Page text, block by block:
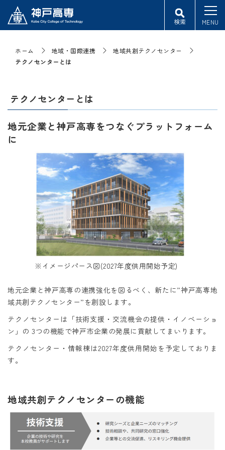
検索 MENU
ホーム 地域・国際連携
地域共創テクノセンター
テクノセンターとは
テクノセンターとは
地元企業と神戸高専をつなぐプラットフォーム
に
※イメージパース図(2027年度供用開始予定)
地元企業と神戸高専の連携強化を図るべく、新たに”神戸高専地
域共創テクノセンター”を創設します。
テクノセンターは「技術支援・交流機会の提供・イノベーショ
ン」の 3つの機能で神戸市企業の発展に貢献してまいります。
テクノセンター・情報棟は2027年度供用開始を予定しておりま
す。
地域共創テクノセンターの機能